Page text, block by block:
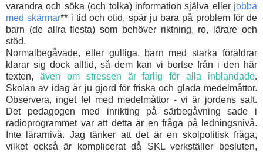
varandra och söka (och tolka) information själva eller jobba
med skärmar** i tid och otid, spär ju bara på problem för de
barn (de allra flesta) som behöver riktning, ro, lärare och
stöd.
Normalbegåvade, eller gulliga, barn med starka föräldrar
klarar sig dock alltid, så dem kan vi bortse från i den här
texten, även om stressen är farlig för alla inblandade.
Skolan av idag är ju gjord för friska och glada medelmåttor.
Observera, inget fel med medelmåttor - vi är jordens salt.
Det pedagogen med inrikting på särbegåvning sade i
radioprogrammet var att detta är en fråga på ledningsnivå.
Inte lärarnivå. Jag tänker att det är en skolpolitisk fråga,
vilket också är komplicerat då SKL verkställer besluten,